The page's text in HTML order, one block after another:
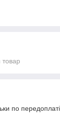
товар
по передоплаті.